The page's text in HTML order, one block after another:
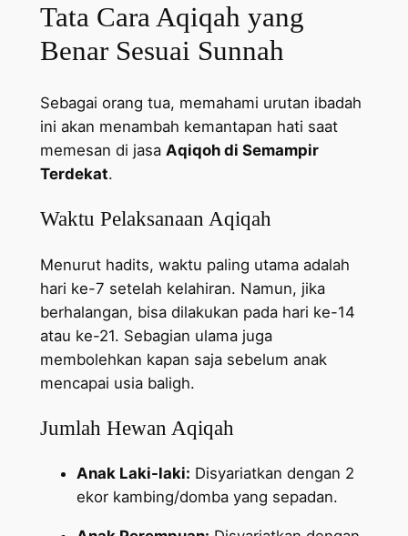
Tata Cara Aqiqah yang
Benar Sesuai Sunnah
Sebagai orang tua, memahami urutan ibadah
ini akan menambah kemantapan hati saat
memesan di jasa Aqiqoh di Semampir
Terdekat.
Waktu Pelaksanaan Aqiqah
Menurut hadits, waktu paling utama adalah
hari ke-7 setelah kelahiran. Namun, jika
berhalangan, bisa dilakukan pada hari ke-14
atau ke-21. Sebagian ulama juga
membolehkan kapan saja sebelum anak
mencapai usia baligh.
Jumlah Hewan Aqiqah
Anak Laki-laki: Disyariatkan dengan 2
ekor kambing/domba yang sepadan.